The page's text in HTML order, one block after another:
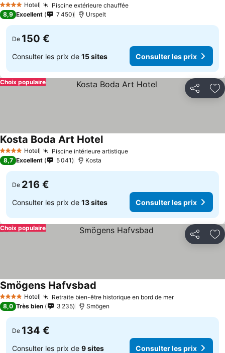
4 Étoiles Hotel Piscine extérieure chaufféeConsulter les prix
8,9 Excellent 7 450 Urspelt
De 150 €
Consulter les prix de 15 sites Consulter les prix
Partager
Choix populaire
4 Étoiles Hotel Piscine intérieure artistiqueConsulter les prix
Kosta Boda Art HotelConsulter les prix
8,7 Excellent 5 041 Kosta
De 216 €
Consulter les prix de 13 sites Consulter les prix
Partager
Choix populaire
4 Étoiles Hotel Retraite bien-être historique en bord de merConsulter
Smögens Hafvsbad
8,0 Très bien 3 235 Smögen
De 134 €
Consulter les prix de 9 sites Consulter les prix